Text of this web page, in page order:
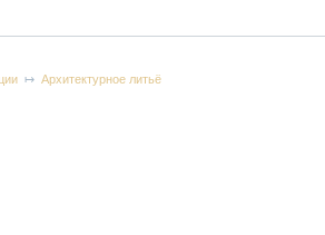
Архитектурное литьё